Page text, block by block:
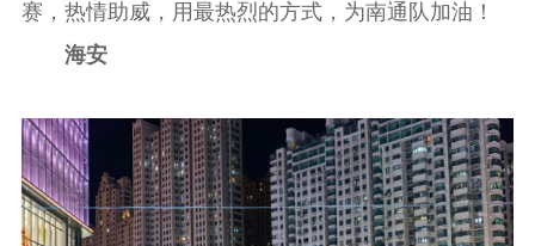
江苏要闻
公示公告
赛，热情助威，用最热烈的方式，为南通队加油！
海安